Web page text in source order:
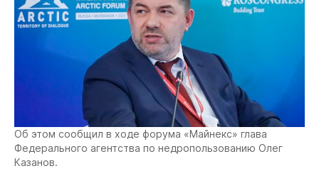
Об этом сообщил в ходе форума «Майнекс» глава
Федерального агентства по недропользованию Олег
Казанов.